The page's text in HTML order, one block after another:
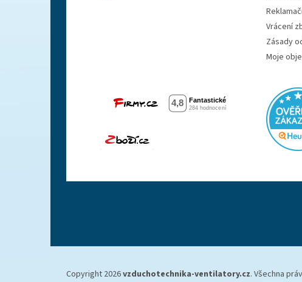
Vrácení
Zásady
Moje
Copyright 2026vzduchotechnika-ventilatory.cz. Všechna